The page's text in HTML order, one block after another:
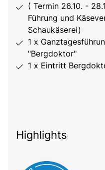
( Termin 26.10. -
Führung und
Schaukäserei)
1 x
"Bergdoktor"
1 x Eintritt
Highlights